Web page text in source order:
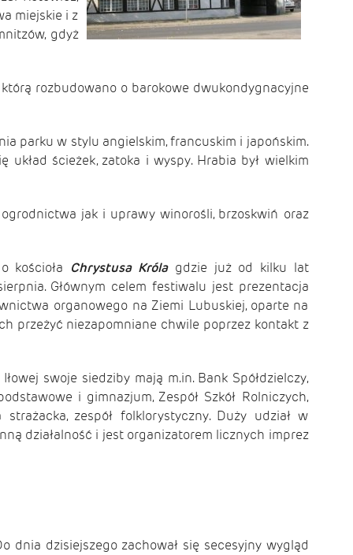
miejskie i z
gdyż
rozbudowano o barokowe dwukondygnacyjne
parku w stylu angielskim, francuskim i japońskim.
ścieżek, zatoka i wyspy. Hrabia był wielkim
jak i uprawy winorośli, brzoskwiń oraz
kościoła Chrystusa Królagdzie już od kilku lat
Głównym celem festiwalu jest prezentacja
organowego na Ziemi Lubuskiej, oparte na
przeżyć niezapomniane chwile poprzez kontakt z
swoje siedziby mają m.in. Bank Spółdzielczy,
i gimnazjum, Zespół Szkół Rolniczych,
zespół folklorystyczny. Duży udział w
działalność i jest organizatorem licznych imprez
dnia dzisiejszego zachował się secesyjny wygląd